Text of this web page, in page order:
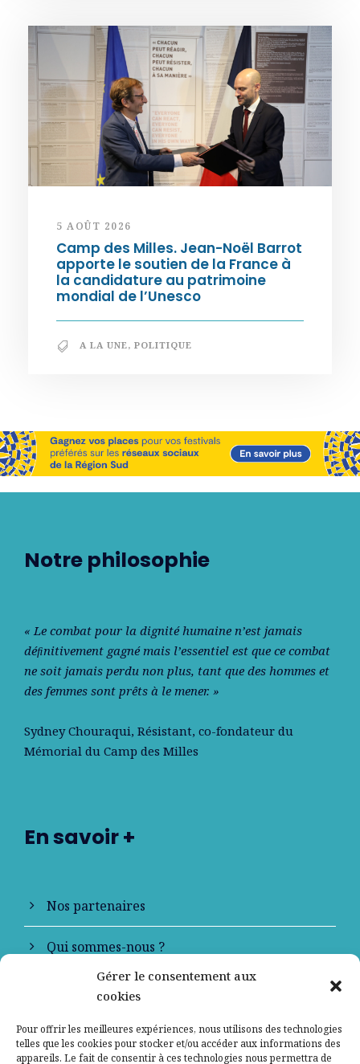
Gérer le consentement aux
cookies
Pour offrir les meilleures expériences, nous utilisons des technologies
telles que les cookies pour stocker et/ou accéder aux informations des
appareils. Le fait de consentir à ces technologies nous permettra de
5 AOÛT 2026
Camp des Milles. Jean-Noël Barrot
apporte le soutien de la France à
la candidature au patrimoine
mondial de l’Unesco
A LA UNE, POLITIQUE
Notre philosophie
« Le combat pour la dignité humaine n’est jamais
déﬁnitivement gagné mais l’essentiel est que ce combat
ne soit jamais perdu non plus, tant que des hommes et
des femmes sont prêts à le mener. »
Sydney Chouraqui, Résistant, co-fondateur du
Mémorial du Camp des Milles
En savoir +
Nos partenaires
Qui sommes-nous ?
Contactez-nous
Mentions légales